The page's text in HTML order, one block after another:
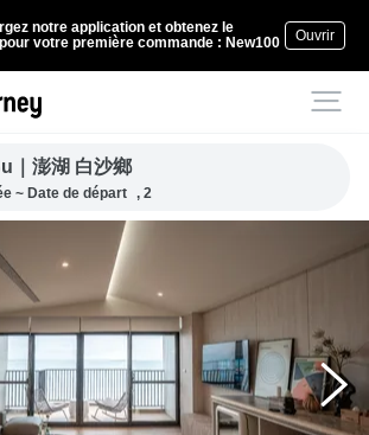
notre application et obtenez le
votre première commande : New100
Ouvrir
｜澎湖 白沙鄉
~ Date de départ , 2